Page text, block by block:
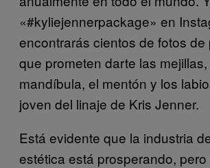
«#kyliejennerpackage» en
encontrarás cientos de fotos de
que prometen darte las
mandíbula, el mentón y los
joven del linaje de Kris Jenner.
Está evidente que la industria
estética está prosperando,